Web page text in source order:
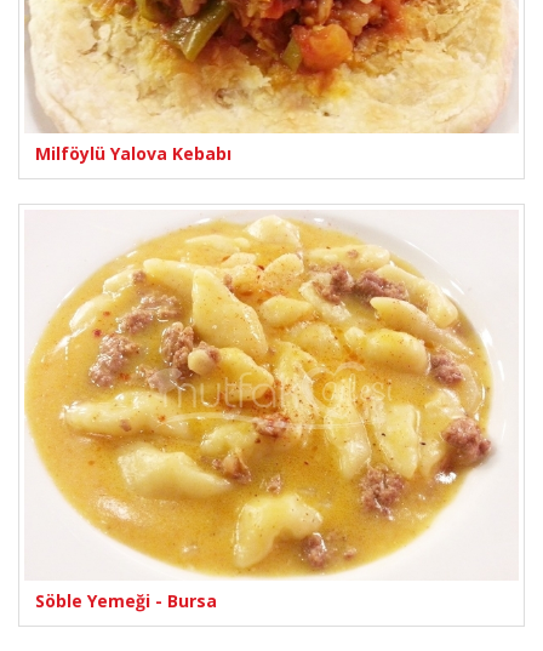
Milföylü Yalova Kebabı
Söble Yemeği - Bursa